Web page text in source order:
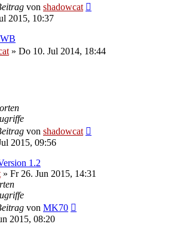
von shadowcat
2015, 10:37
» Do 10. Jul 2014, 18:44
von shadowcat
2015, 09:56
1.2
» Fr 26. Jun 2015, 14:31
von MK70
2015, 08:20